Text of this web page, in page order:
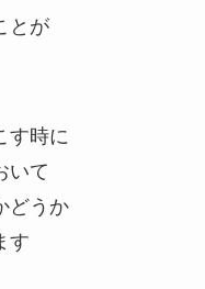
とが
す時に
いて
どうか
す